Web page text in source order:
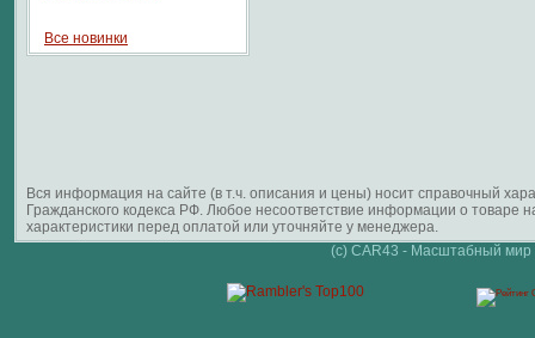
Все новинки
Вся информация на сайте (в т.ч. описания и цены) носит справочный
Гражданского кодекса РФ. Любое несоответствие информации о
характеристики перед оплатой или уточняйте у менеджера.
(c) CAR43 - Масштабный мир